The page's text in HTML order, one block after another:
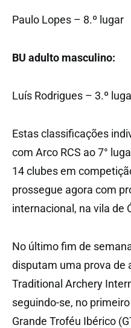
Paulo Lopes – 8.º lugar
BU adulto masculino:
Luís Rodrigues – 3.º
Estas classificações
com Arco RCS ao 7°
14 clubes em
prossegue agora com
internacional, na vila de
No último fim de
disputam uma prova de
Traditional Archery
seguindo-se, no
Grande Troféu Ibérico